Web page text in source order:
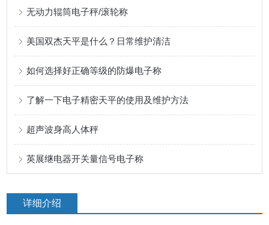
无动力辊筒电子秤/滚轮称
美国双杰天平是什么？日常维护清洁
如何选择好正确等级的防爆电子称
了解一下电子精密天平的使用及维护方法
超声波身高人体秤
英展继电器开关量信号电子称
详细介绍